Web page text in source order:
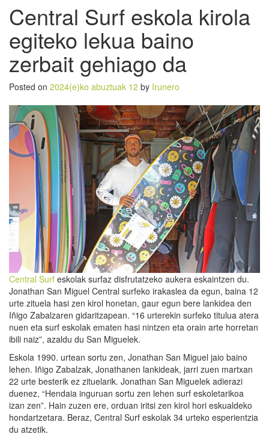
Central Surf eskola kirola
egiteko lekua baino
zerbait gehiago da
Posted on 2024(e)ko abuztuak 12 by Irunero
Central Surf eskolak surfaz disfrutatzeko aukera eskaintzen du.
Jonathan San Miguel Central surfeko irakaslea da egun, baina 12
urte zituela hasi zen kirol honetan, gaur egun bere lankidea den
Iñigo Zabalzaren gidaritzapean. “16 urterekin surfeko titulua atera
nuen eta surf eskolak ematen hasi nintzen eta orain arte horretan
ibili naiz”, azaldu du San Miguelek.
Eskola 1990. urtean sortu zen, Jonathan San Miguel jaio baino
lehen. Iñigo Zabalzak, Jonathanen lankideak, jarri zuen martxan
22 urte besterik ez zituelarik. Jonathan San Miguelek adierazi
duenez, “Hendaia inguruan sortu zen lehen surf eskoletarikoa
izan zen”. Hain zuzen ere, orduan iritsi zen kirol hori eskualdeko
hondartzetara. Beraz, Central Surf eskolak 34 urteko esperientzia
du atzetik.